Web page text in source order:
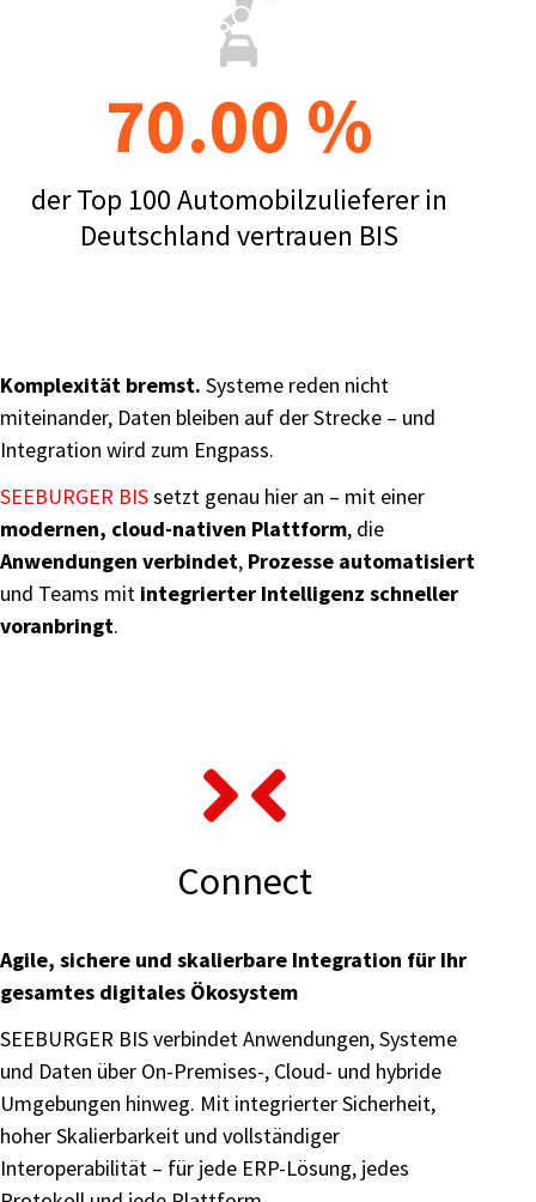
70.00 %
der Top 100 Automobilzulieferer in
Deutschland vertrauen BIS
Komplexität bremst. Systeme reden nicht
miteinander, Daten bleiben auf der Strecke – und
Integration wird zum Engpass.
SEEBURGER BISsetzt genau hier an – mit einer
modernen, cloud-nativen Plattform, die
Anwendungen verbindet, Prozesse automatisiert
und Teams mit integrierter Intelligenz schneller
voranbringt.
Connect
Agile, sichere und skalierbare Integration für Ihr
gesamtes digitales Ökosystem
SEEBURGER BIS verbindet Anwendungen, Systeme
und Daten über On-Premises-, Cloud- und hybride
Umgebungen hinweg. Mit integrierter Sicherheit,
hoher Skalierbarkeit und vollständiger
Interoperabilität – für jede ERP-Lösung, jedes